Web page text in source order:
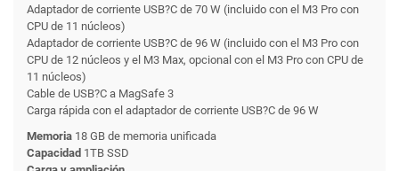
Adaptador de corriente USB?C de 70 W (incluido con el M3 Pro con
CPU de 11 núcleos)
Adaptador de corriente USB?C de 96 W (incluido con el M3 Pro con
CPU de 12 núcleos y el M3 Max, opcional con el M3 Pro con CPU de
11 núcleos)
Cable de USB?C a MagSafe 3
Carga rápida con el adaptador de corriente USB?C de 96 W
Memoria 18 GB de memoria unificada
Capacidad 1TB SSD